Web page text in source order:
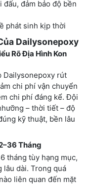
đảm bảo độ bền
phát sinh kịp thời
Dailysonepoxy
Rõ Địa Hình Kon
Dailysonepoxy rút
chi phí vận chuyển
chi phí đáng kể. Đội
– thời tiết – độ
kỹ thuật, bền lâu
Tháng
tháng tùy hạng mục,
lâu dài. Trong quá
liên quan đến mặt